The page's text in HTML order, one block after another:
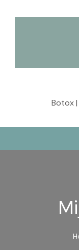
Botox